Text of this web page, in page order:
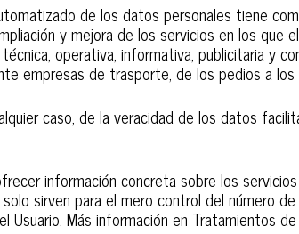
de los datos personales tiene
y mejora de los servicios en los
operativa, informativa, publicitaria y
empresas de trasporte, de los pedios a los
caso, de la veracidad de los datos
información concreta sobre los
sirven para el mero control del número
Usuario. Más información en Tratamientos